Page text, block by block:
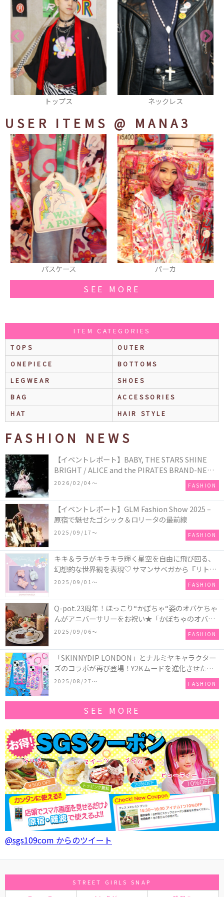
ネックレス ピアス
USER ITEMS @ MANA3
パーカ スマフォカバー
SEE MORE
ITEM CATEGORIES
TOPS
OUTER
ONEPIECE
BOTTOMS
LEGWEAR
SHOES
BAG
ACCESSORIES
HAT
HAIR STYLE
FASHION NEWS
【イベントレポート】BABY, THE STARS SHINE
BRIGHT / ALICE and the PIRATES BRAND-NEW
COLLECTION in TOKYO
2026/02/04〜 FASHION
【イベントレポート】GLM Fashion Show 2025 –
原宿で魅せたゴシック＆ロリータの最前線
2025/09/17〜 FASHION
キキ＆ララがキラキラ輝く星空を自由に飛び回る、
幻想的な世界観を表現♡ サマンサベガから『リトル
ツインスターズ』50周年アニバーサリーイヤー』を
2025/09/01〜 FASHION
Q-pot.23周年！ほっこり“かぼちゃ“姿のオバケちゃ
んがアニバーサリーをお祝い★「かぼちゃのオバケ
ーキアクセサリー」が新発売！Q-pot CAFE.では
「かぼちゃのオバケーキプレート」も登場
2025/09/06〜 FASHION
「SKINNYDIP LONDON」とナルミヤキャラクター
ズのコラボが再び登場！Y2Kムードを進化させた新
作コレクションを発売♪
2025/08/27〜 FASHION
SEE MORE
@sgs109com からのツイート
STREET GIRLS SNAP